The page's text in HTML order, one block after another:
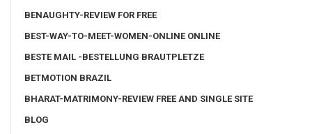
BENAUGHTY-REVIEW FOR FREE
BEST-WAY-TO-MEET-WOMEN-ONLINE ONLINE
BESTE MAIL -BESTELLUNG BRAUTPLETZE
BETMOTION BRAZIL
BHARAT-MATRIMONY-REVIEW FREE AND SINGLE SITE
BLOG